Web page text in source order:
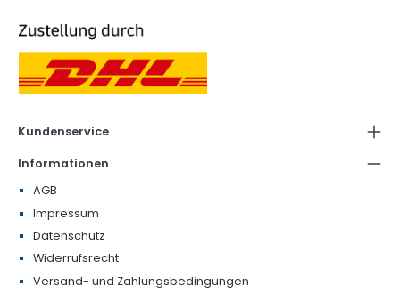
Kundenservice
Informationen
AGB
Impressum
Datenschutz
Widerrufsrecht
Versand- und Zahlungsbedingungen